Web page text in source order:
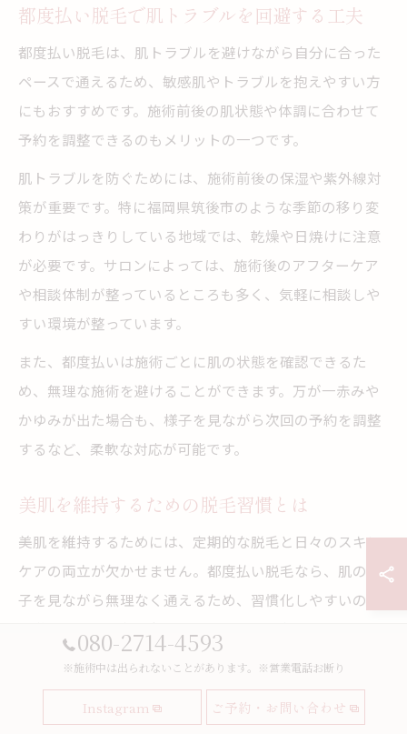
都度払い脱毛で肌トラブルを回避する工夫
都度払い脱毛は、肌トラブルを避けながら自分に合った
ペースで通えるため、敏感肌やトラブルを抱えやすい方
にもおすすめです。施術前後の肌状態や体調に合わせて
予約を調整できるのもメリットの一つです。
肌トラブルを防ぐためには、施術前後の保湿や紫外線対
策が重要です。特に福岡県筑後市のような季節の移り変
わりがはっきりしている地域では、乾燥や日焼けに注意
が必要です。サロンによっては、施術後のアフターケア
や相談体制が整っているところも多く、気軽に相談しや
すい環境が整っています。
また、都度払いは施術ごとに肌の状態を確認できるた
め、無理な施術を避けることができます。万が一赤みや
かゆみが出た場合も、様子を見ながら次回の予約を調整
するなど、柔軟な対応が可能です。
美肌を維持するための脱毛習慣とは
美肌を維持するためには、定期的な脱毛と日々のスキン
ケアの両立が欠かせません。都度払い脱毛なら、肌の調
子を見ながら無理なく通えるため、習慣化しやすいのが
脱毛など希望に合わせたメニューが選べます。
脱毛後の肌は一時的に敏感になるため、保湿や刺激の少
ない化粧品の使用がおすすめです。特に施術後は、摩擦
080-2714-4593
※施術中は出られないことがあります。※営業電話お断り
Instagram ご予約・お問い合わせ